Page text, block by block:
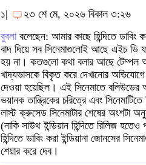
১|
২৩ শে মে, ২০২৬ বিকাল ৩:২৬
বুবলাবলেছেন: আমার কাছে হিন্দিতে ডাবিং
বাদ দিয়ে সব সিনেমাগুলোই আছে এইচ ডি
হয় না। কতগুলো কথা বলার আছে টেম্পল
খাদ্যভাসকে বিকৃত করে দেখানোর অভিযোগে
দেওয়া হয়েছিল। এই সিনেমাতে
ভয়ানক তান্ত্রিকের চরিত্রে এবং
লাস্ট ক্রুসেড সিনেমাটার শেষের অংশটা
(নাকি সাউথ ইন্ডিয়ান হিন্দিতে রিলিজ হতেও
হিন্দিতে ডাবিং করা ইন্ডিয়ানা জোনসের
শেয়ার করে দেব।